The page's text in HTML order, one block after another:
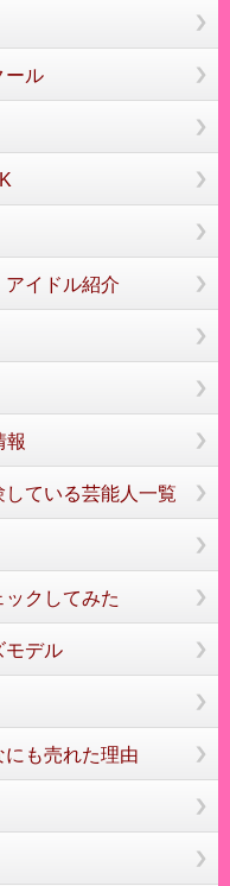
ール
イドル紹介
報
ている芸能人一覧
ックしてみた
モデル
にも売れた理由